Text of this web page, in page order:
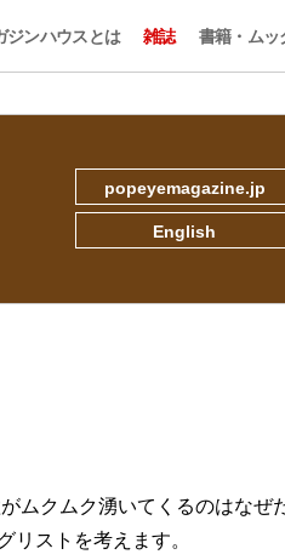
ジンハウスとは 雑誌 書籍・ムッ
popeyemagazine.jp
English
ムクムク湧いてくるのはなぜ
リストを考えます。